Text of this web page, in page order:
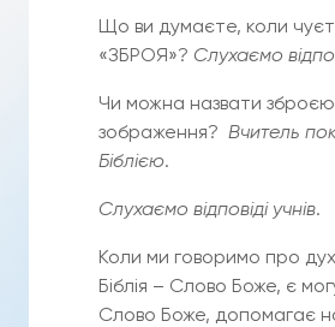
Що ви думаєте, коли
«ЗБРОЯ»? Слухаємо
Чи можна назвати
зображення? Вчитель
Біблією.
Слухаємо відповіді учнів.
Коли ми говоримо про
Біблія – Слово Боже, є
Слово Боже, допомагає